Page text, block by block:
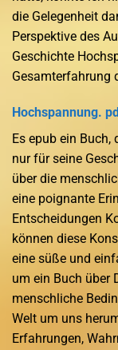
die Gelegenheit
Perspektive des
Geschichte
Gesamterfahrung
Hochspannung.
Es epub ein
nur für seine
über die
eine poignante
Entscheidungen
können diese
eine süße und
um ein Buch über
menschliche
Welt um uns
Erfahrungen,